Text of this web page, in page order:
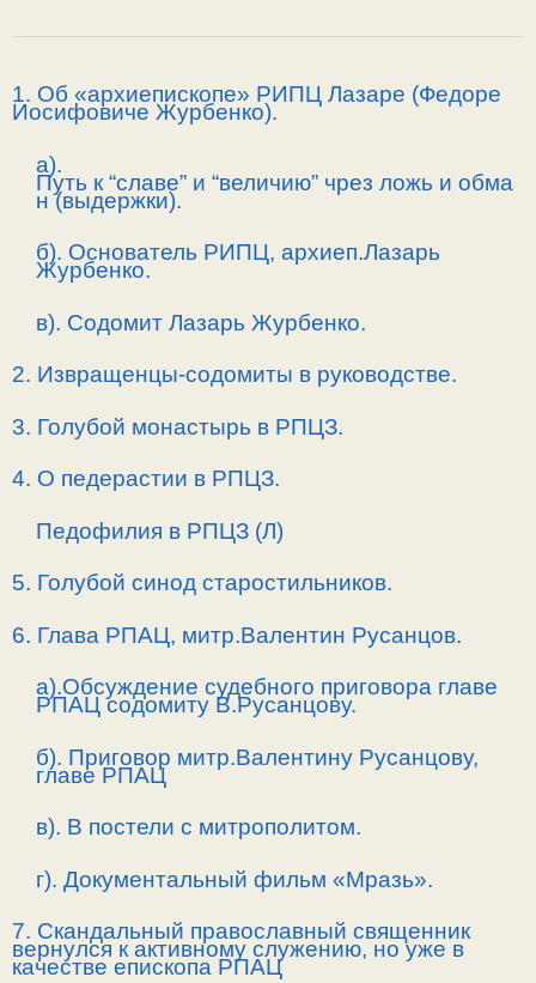
1. Об «архиепископе» РИПЦ Лазаре (Федоре
Иосифовиче Журбенко).
а).
Путь к “славе” и “величию” чрез ложь и обма
н (выдержки).
б). Основатель РИПЦ, архиеп.Лазарь
Журбенко.
в). Содомит Лазарь Журбенко.
2. Извращенцы-содомиты в руководстве.
3. Голубой монастырь в РПЦЗ.
4. О педерастии в РПЦЗ.
Педофилия в РПЦЗ (Л)
5. Голубой синод старостильников.
6. Глава РПАЦ, митр.Валентин Русанцов.
а).Обсуждение судебного приговора главе
РПАЦ содомиту В.Русанцову.
б). Приговор митр.Валентину Русанцову,
главе РПАЦ
в). В постели с митрополитом.
г). Документальный фильм «Мразь».
7. Скандальный православный священник
вернулся к активному служению, но уже в
качестве епископа РПАЦ